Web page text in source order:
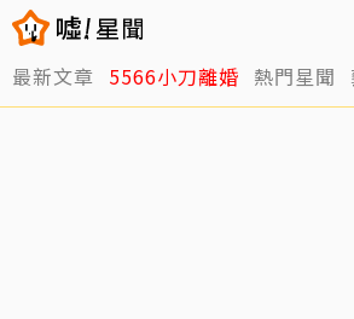
最新文章 5566小刀離婚 熱門星聞